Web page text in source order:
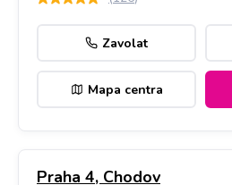
Zavolat
Mapa centra
Praha 4, Chodov